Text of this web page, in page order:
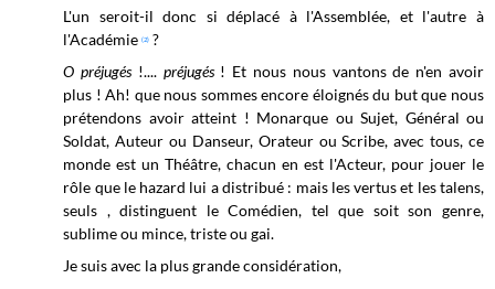
L'un seroit-il donc si déplacé à l'Assemblée, et l'autre à
l'Académie(2) ?
O préjugés!.... préjugés! Et nous nous vantons de n'en avoir
plus ! Ah! que nous sommes encore éloignés du but que nous
prétendons avoir atteint ! Monarque ou Sujet, Général ou
Soldat, Auteur ou Danseur, Orateur ou Scribe, avec tous, ce
monde est un Théâtre, chacun en est l'Acteur, pour jouer le
rôle que le hazard lui a distribué : mais les vertus et les talens,
seuls , distinguent le Comédien, tel que soit son genre,
sublime ou mince, triste ou gai.
Je suis avec la plus grande considération,